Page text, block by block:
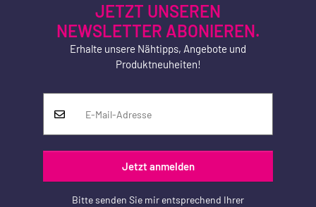
JETZT UNSEREN
NEWSLETTER ABONIEREN.
Erhalte unsere Nähtipps, Angebote und
Produktneuheiten!
Jetzt anmelden
Bitte senden Sie mir entsprechend Ihrer